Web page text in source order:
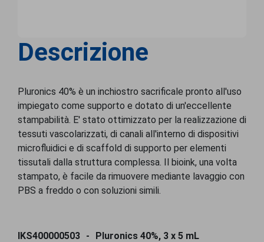
Descrizione
Pluronics 40% è un inchiostro sacrificale pronto all'uso
impiegato come supporto e dotato di un'eccellente
stampabilità. E' stato ottimizzato per la realizzazione di
tessuti vascolarizzati, di canali all'interno di dispositivi
microfluidici e di scaffold di supporto per elementi
tissutali dalla struttura complessa. Il bioink, una volta
stampato, è facile da rimuovere mediante lavaggio con
PBS a freddo o con soluzioni simili.
IKS400000503 Pluronics 40%, 3 x 5 mL